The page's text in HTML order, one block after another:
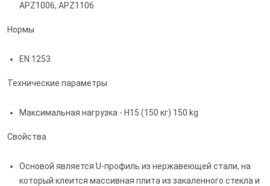
APZ1006, APZ1106
Нормы
EN 1253
Технические параметры
Максимальная нагрузка - H15 (150 кг) 150 kg
Свойства
Основой является U-профиль из нержавеющей стали, на
который клеится массивная плита из закаленного стекла и